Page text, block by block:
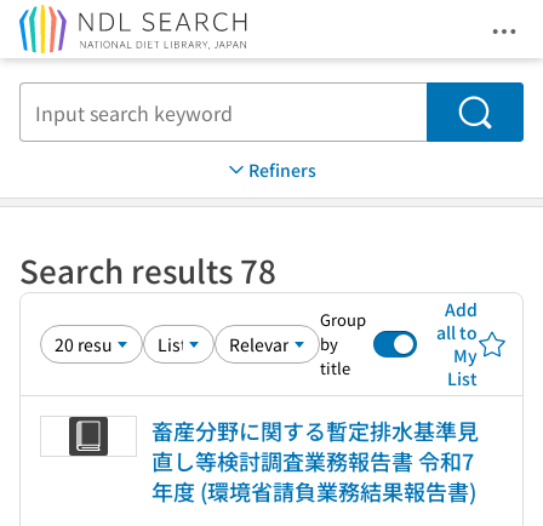
Search
Refiners
Search results 78
Group
by
title
Add
all to
My
List
畜産分野に関する暫定排水基準見
直し等検討調査業務報告書 令和7
年度 (環境省請負業務結果報告書)